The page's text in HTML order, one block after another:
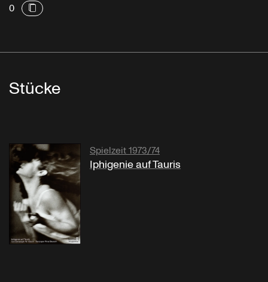
0
Stücke
Spielzeit 1973/74
Iphigenie auf Tauris